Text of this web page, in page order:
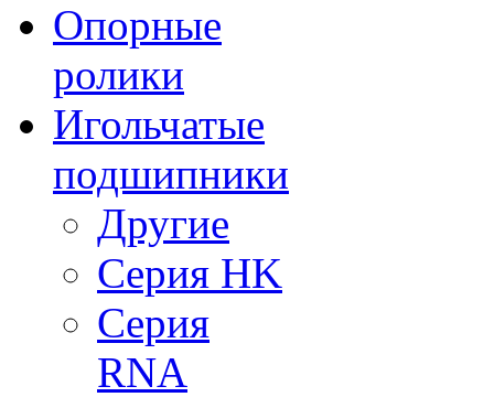
Опорные
ролики
Игольчатые
подшипники
Другие
Серия HK
Серия
RNA